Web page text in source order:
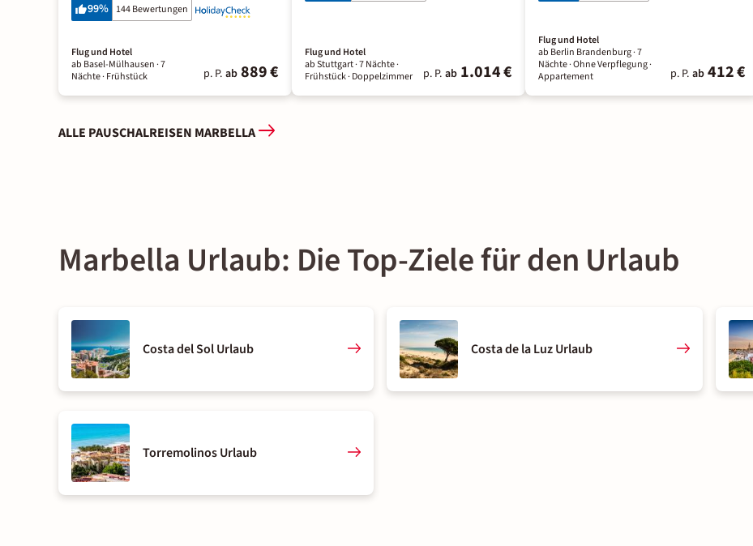
99% 144 Bewertungen
Flug und Hotel
ab Basel-Mülhausen ·7
Nächte· Frühstück p. P. ab 889 €
Flug und Hotel
ab Stuttgart ·7 Nächte·
Frühstück· Doppelzimmer p. P. ab 1.014 €
Flug und Hotel
ab Berlin Brandenburg ·7
Nächte· Ohne Verpflegung·
Appartement
p. P. ab 412 €
ALLE PAUSCHALREISEN MARBELLA
Marbella Urlaub: Die Top-Ziele für den Urlaub
Costa del Sol Urlaub Costa de la Luz Urlaub
Torremolinos Urlaub